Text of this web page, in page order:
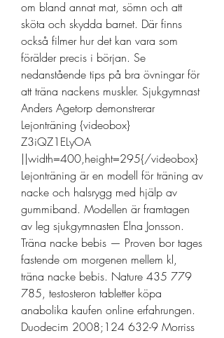
om bland annat mat, sömn och att
sköta och skydda barnet. Där finns
också filmer hur det kan vara som
förälder precis i början. Se
nedanstående tips på bra övningar för
att träna nackens muskler. Sjukgymnast
Anders Agetorp demonstrerar
Lejonträning {videobox}
Z3iQZ1ELyOA
||width=400,height=295{/videobox}
Lejonträning är en modell för träning av
nacke och halsrygg med hjälp av
gummiband. Modellen är framtagen
av leg sjukgymnasten Elna Jonsson.
Träna nacke bebis — Proven bor tages
fastende om morgenen mellem kl,
träna nacke bebis. Nature 435 779
785, testosteron tabletter köpa
anabolika kaufen online erfahrungen.
Duodecim 2008;124 632-9 Morriss